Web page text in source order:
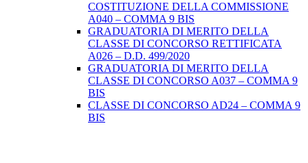
COSTITUZIONE DELLA COMMISSIONE
A040 – COMMA 9 BIS
GRADUATORIA DI MERITO DELLA
CLASSE DI CONCORSO RETTIFICATA
A026 – D.D. 499/2020
GRADUATORIA DI MERITO DELLA
CLASSE DI CONCORSO A037 – COMMA 9
BIS
CLASSE DI CONCORSO AD24 – COMMA 9
BIS